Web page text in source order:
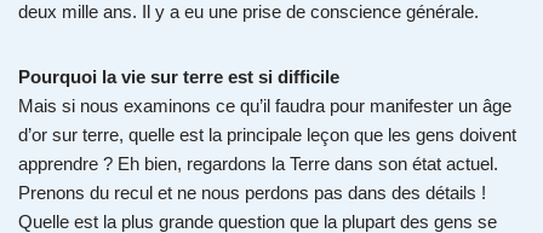
deux mille ans. Il y a eu une prise de conscience générale.
Pourquoi la vie sur terre est si difficile
Mais si nous examinons ce qu’il faudra pour manifester un âge
d’or sur terre, quelle est la principale leçon que les gens doivent
apprendre ? Eh bien, regardons la Terre dans son état actuel.
Prenons du recul et ne nous perdons pas dans des détails !
Quelle est la plus grande question que la plupart des gens se